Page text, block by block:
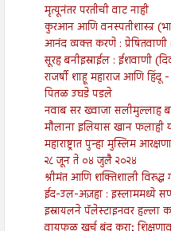
मृत्यूनंतर परतीची वाट नाही
कुरआन आणि वनस्पतीशास्त्र
आनंद व्यक्त करणे : प्रेषितवाणी
सूरह बनीइस्राईल : ईशवाणी
राजर्षी शाहू महाराज आणि
पितळ उघडे पडले
नवाब सर ख्वाजा सलीमुल्लाह
मौलाना इलियास खान फलाही
महाराष्ट्रात पुन्हा मुस्लिम
२८ जून ते ०४ जुलै २०२४
श्रीमंत आणि शक्तिशाली
ईद-उल-अज़हा : इस्लाममध्ये
इस्रायलने पॅलेस्टाइनवर हल्ला